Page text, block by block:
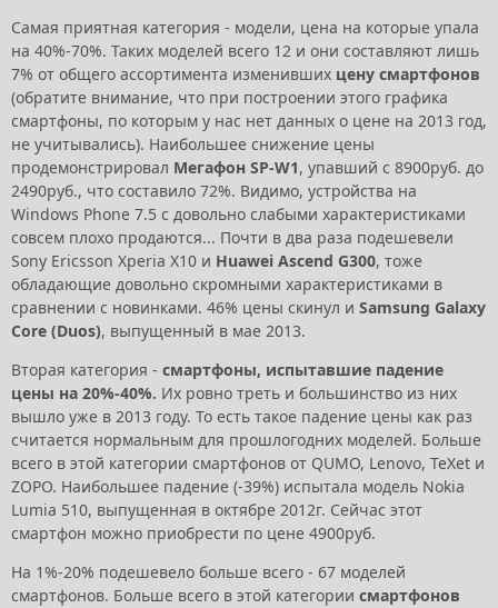
Самая приятная категория - модели, цена на которые упала
на 40%-70%. Таких моделей всего 12 и они составляют лишь
7% от общего ассортимента изменивших цену смартфонов
(обратите внимание, что при построении этого графика
смартфоны, по которым у нас нет данных о цене на 2013 год,
не учитывались). Наибольшее снижение цены
продемонстрировал Мегафон SP-W1, упавший с 8900руб. до
2490руб., что составило 72%. Видимо, устройства на
Windows Phone 7.5 с довольно слабыми характеристиками
совсем плохо продаются... Почти в два раза подешевели
Sony Ericsson Xperia X10 и Huawei Ascend G300, тоже
обладающие довольно скромными характеристиками в
сравнении с новинками. 46% цены скинул и Samsung Galaxy
Core (Duos), выпущенный в мае 2013.
Вторая категория - смартфоны, испытавшие падение
цены на 20%-40%. Их ровно треть и большинство из них
вышло уже в 2013 году. То есть такое падение цены как раз
считается нормальным для прошлогодних моделей. Больше
всего в этой категории смартфонов от QUMO, Lenovo, TeXet и
ZOPO. Наибольшее падение (-39%) испытала модель Nokia
Lumia 510, выпущенная в октябре 2012г. Сейчас этот
смартфон можно приобрести по цене 4900руб.
На 1%-20% подешевело больше всего - 67 моделей
смартфонов. Больше всего в этой категории смартфонов